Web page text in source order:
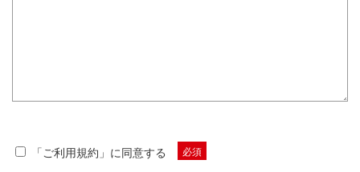
「ご利用規約 」に同意する 必須